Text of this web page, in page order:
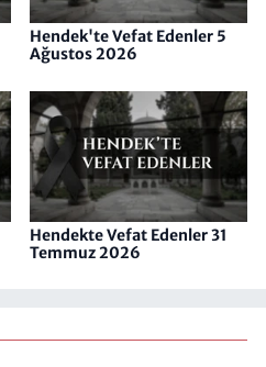
Hendek'te Vefat Edenler 5
Ağustos 2026
Hendekte Vefat Edenler 31
Temmuz 2026